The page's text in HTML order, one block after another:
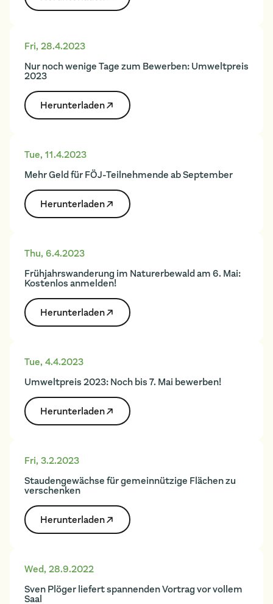
Fri, 28.4.2023
Nur noch wenige Tage zum Bewerben: Umweltpreis
2023
Herunter­laden
Tue, 11.4.2023
Mehr Geld für FÖJ-Teilnehmende ab September
Herunter­laden
Thu, 6.4.2023
Frühjahrswanderung im Naturerbewald am 6. Mai:
Kostenlos anmelden!
Herunter­laden
Tue, 4.4.2023
Umweltpreis 2023: Noch bis 7. Mai bewerben!
Herunter­laden
Fri, 3.2.2023
Staudengewächse für gemeinnützige Flächen zu
verschenken
Herunter­laden
Wed, 28.9.2022
Sven Plöger liefert spannenden Vortrag vor vollem
Saal